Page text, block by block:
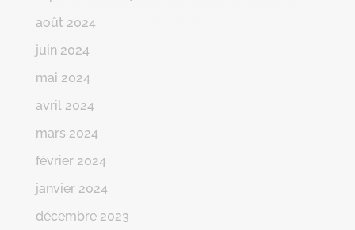
août 2024
juin 2024
mai 2024
avril 2024
mars 2024
février 2024
janvier 2024
décembre 2023